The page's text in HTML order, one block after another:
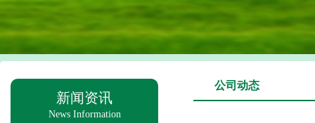
新闻资讯
News Information
公司动态